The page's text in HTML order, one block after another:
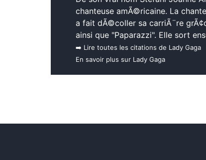
chanteuse amÃ©ricaine. La
a fait dÃ©coller sa carriÃ¨re
ainsi que "Paparazzi". Elle sort
➡️ Lire toutes les citations de Lady Gaga
En savoir plus sur Lady Gaga